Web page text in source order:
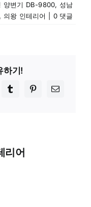
양변기 DB-9800, 성남
, 의왕 인테리어 0 댓글
하기!
TumblrPinterest
이
리어